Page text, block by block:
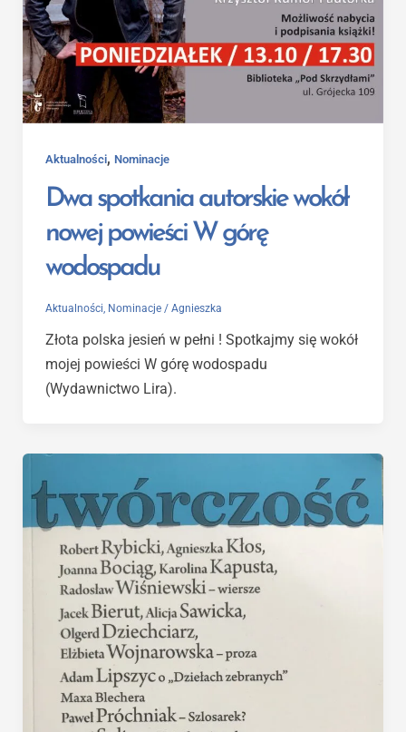
Aktualności, Nominacje
Dwa spotkania autorskie wokół
nowej powieści W górę
wodospadu
Aktualności, Nominacje/ Agnieszka
Złota polska jesień w pełni ! Spotkajmy się wokół
mojej powieści W górę wodospadu
(Wydawnictwo Lira).